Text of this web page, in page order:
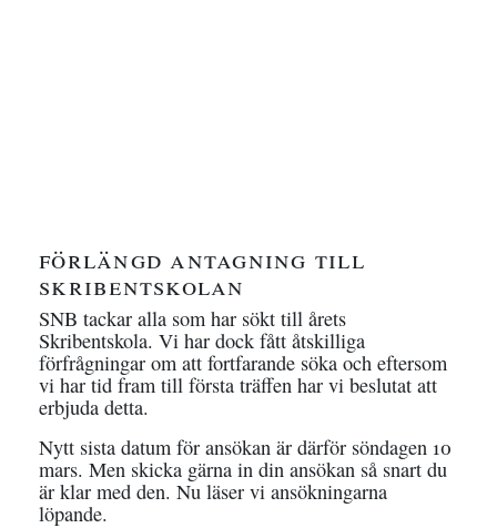
förlängd antagning till
skribentskolan
SNB tackar alla som har sökt till årets
Skribentskola. Vi har dock fått åtskilliga
förfrågningar om att fortfarande söka och eftersom
vi har tid fram till första träffen har vi beslutat att
erbjuda detta.
Nytt sista datum för ansökan är därför söndagen 10
mars. Men skicka gärna in din ansökan så snart du
är klar med den. Nu läser vi ansökningarna
löpande.